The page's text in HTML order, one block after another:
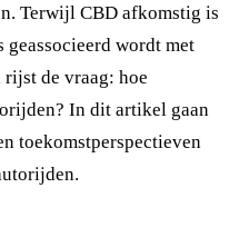
Terwijl CBD afkomstig is
geassocieerd wordt met
de vraag: hoe
In dit artikel gaan
toekomstperspectieven